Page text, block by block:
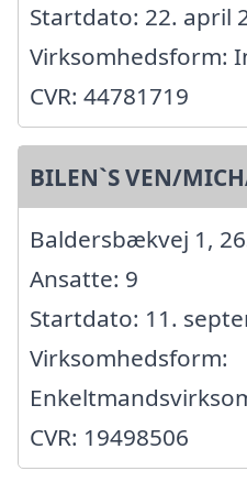
Startdato: 22. april
Virksomhedsform:
CVR: 44781719
BILEN`S VEN/
Baldersbækvej 1,
Ansatte: 9
Startdato: 11.
Virksomhedsform:
CVR: 19498506